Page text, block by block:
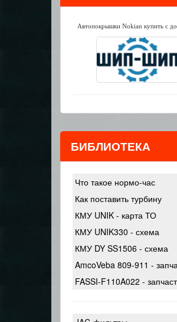
Автопокрышки Nokian купить с
БИБЛИОТЕКА
Что такое нормо-час
Как поставить турбину
КМУ UNIK - карта ТО
КМУ UNIK330 - схема
КМУ DY SS1506 - схема
AmcoVeba 809-911 -
FASSI-F110A022 -